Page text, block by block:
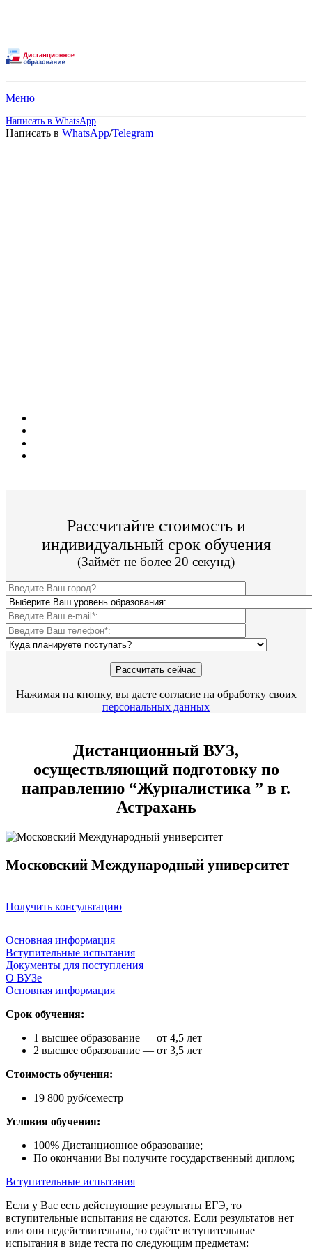
Меню
Написать в WhatsApp
Написать в WhatsApp/Telegram
Рассчитайте стоимость и
индивидуальный срок обучения
(Займёт не более 20 секунд)
Нажимая на кнопку, вы даете согласие на обработку своих
персональных данных
Дистанционный ВУЗ,
осуществляющий подготовку по
направлению “Журналистика ” в г.
Астрахань
Московский Международный университет
Получить консультацию
Основная информация
Вступительные испытания
Документы для поступления
О ВУЗе
Основная информация
Срок обучения:
1 высшее образование — от 4,5 лет
2 высшее образование — от 3,5 лет
Стоимость обучения:
19 800 руб/семестр
Условия обучения:
100% Дистанционное образование;
По окончании Вы получите государственный диплом;
Вступительные испытания
Если у Вас есть действующие результаты ЕГЭ, то
вступительные испытания не сдаются. Если результатов нет
или они недействительны, то сдаёте вступительные
испытания в виде теста по следующим предметам: